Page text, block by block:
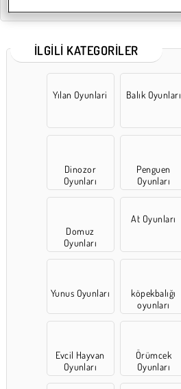
İLGILI KATEGORILER
Yılan Oyunlari
Balık Oyunları
Dinozor
Oyunları
Penguen
Oyunları
Domuz
Oyunları
At Oyunları
Yunus Oyunları
köpekbalığı
oyunları
Evcil Hayvan
Oyunları
Örümcek
Oyunları